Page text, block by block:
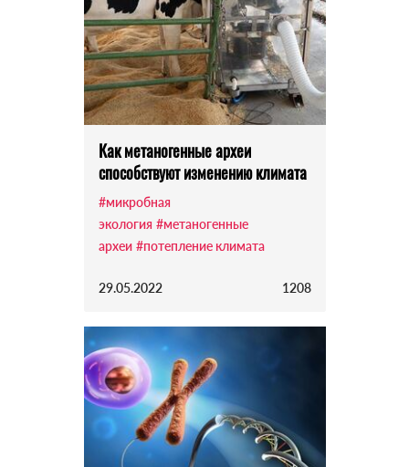
Как метаногенные археи
способствуют изменению климата
#микробная
экология #метаногенные
археи #потепление климата
29.05.2022 1208